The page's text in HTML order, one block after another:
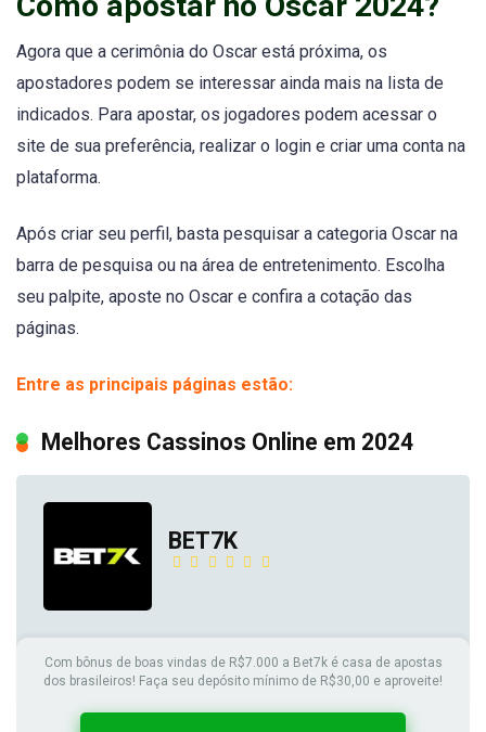
Agora que a cerimônia do Oscar está próxima, os
apostadores podem se interessar ainda mais na lista de
indicados. Para apostar, os jogadores podem acessar o
site de sua preferência, realizar o login e criar uma conta na
plataforma.
Após criar seu perfil, basta pesquisar a categoria Oscar na
barra de pesquisa ou na área de entretenimento. Escolha
seu palpite, aposte no Oscar e confira a cotação das
páginas.
Entre as principais páginas estão:
Melhores Cassinos Online em 2024
BET7K
Com bônus de boas vindas de R$7.000 a Bet7k é casa de apostas
dos brasileiros! Faça seu depósito mínimo de R$30,00 e aproveite!